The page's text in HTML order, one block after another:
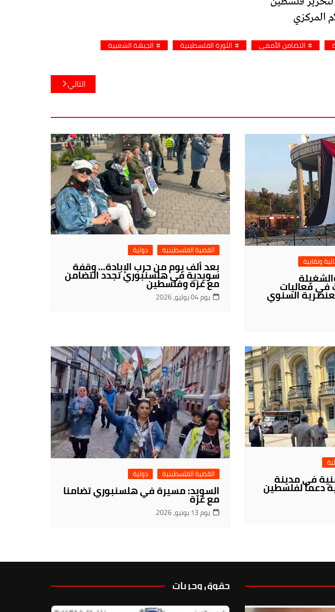
المركزي
التضامن الأممي الثورة الفلسطينية الجبهة الشعبية
التالي
ونقابية
في فعاليات
السنوي
القضية الفلسطينية دولية
بعد ألف يوم من حرب الإبادة… وقفة
سويدية في هلسنبوري تجدد التضامن
مع غزة وفلسطين
يوم 04 يوليو، 2026
في مدينة
دعماً لفلسطين
القضية الفلسطينية دولية
السويد: مسيرة في هلسنبوري تضامنا
مع غزة
يوم 13 يونيو، 2026
حقوق وحريات